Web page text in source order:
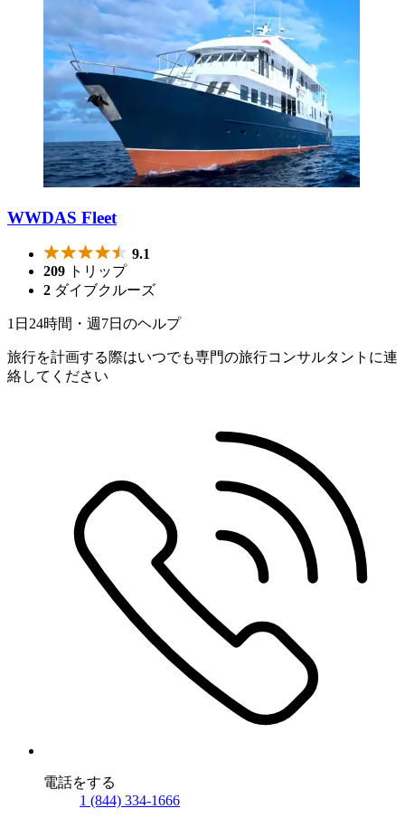
WWDAS Fleet
9.1
209 トリップ
2 ダイブクルーズ
1日24時間・週7日のヘルプ
旅行を計画する際はいつでも専門の旅行コンサルタントに連
絡してください
電話をする
1 (844) 334-1666